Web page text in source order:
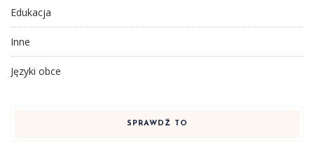
Edukacja
Inne
Języki obce
SPRAWDŹ TO